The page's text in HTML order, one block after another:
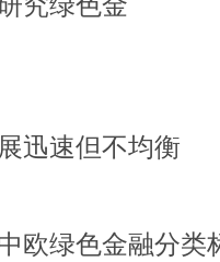
迅速但不均衡
欧绿色金融分类